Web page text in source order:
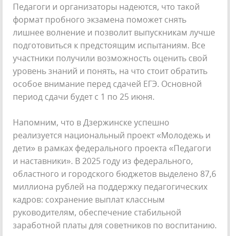
Педагоги и организаторы надеются, что такой
формат пробного экзамена поможет снять
лишнее волнение и позволит выпускникам лучше
подготовиться к предстоящим испытаниям. Все
участники получили возможность оценить свой
уровень знаний и понять, на что стоит обратить
особое внимание перед сдачей ЕГЭ. Основной
период сдачи будет с 1 по 25 июня.
Напомним, что в Дзержинске успешно
реализуется национальный проект «Молодежь и
дети» в рамках федерального проекта «Педагоги
и наставники». В 2025 году из федерального,
областного и городского бюджетов выделено 87,6
миллиона рублей на поддержку педагогических
кадров: сохранение выплат классным
руководителям, обеспечение стабильной
заработной платы для советников по воспитанию.